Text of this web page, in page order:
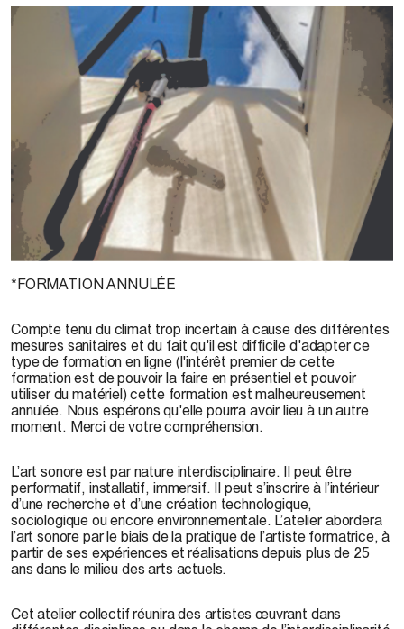
*FORMATION ANNULÉE
Compte tenu du climat trop incertain à cause des différentes
mesures sanitaires et du fait qu'il est difficile d'adapter ce
type de formation en ligne (l'intérêt premier de cette
formation est de pouvoir la faire en présentiel et pouvoir
utiliser du matériel) cette formation est malheureusement
annulée. Nous espérons qu'elle pourra avoir lieu à un autre
moment. Merci de votre compréhension.
L’art sonore est par nature interdisciplinaire. Il peut être
performatif, installatif, immersif. Il peut s’inscrire à l’intérieur
d’une recherche et d’une création technologique,
sociologique ou encore environnementale. L’atelier abordera
l’art sonore par le biais de la pratique de l’artiste formatrice, à
partir de ses expériences et réalisations depuis plus de 25
ans dans le milieu des arts actuels.
Cet atelier collectif réunira des artistes œuvrant dans